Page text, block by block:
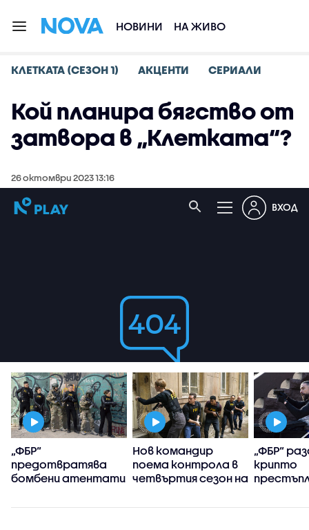
НОВИНИ НА ЖИВО
КЛЕТКАТА (СЕЗОН 1) АКЦЕНТИ СЕРИАЛИ
Кой планира бягство от
затвора в „Клетката“?
26 октомври 2023 13:16
„ФБР“
предотвратява
бомбени атентати
Нов командир
поема контрола в
четвъртия сезон на
Международни
„ФБР“
крипто